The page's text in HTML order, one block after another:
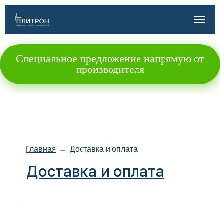
Специальное предложение напрямую от
производителя
Доставка и оплата
Главная Доставка и оплата
→